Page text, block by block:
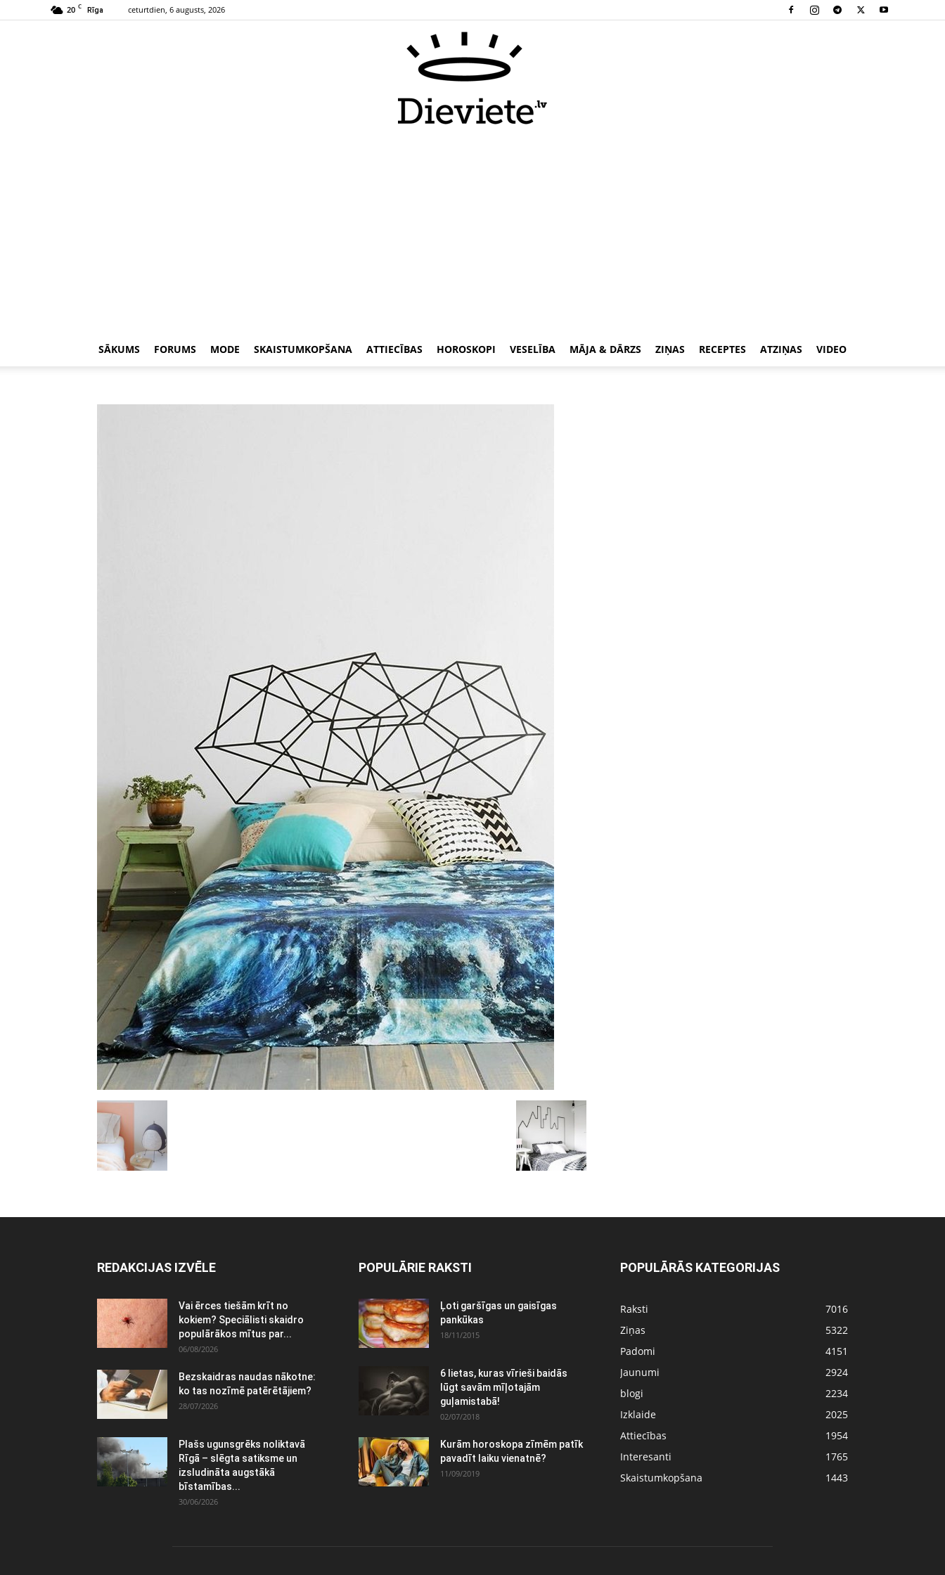
20 C Rīga ceturtdien, 6 augusts, 2026
SĀKUMS FORUMS MODE SKAISTUMKOPŠANA ATTIECĪBAS HOROSKOPI VESELĪBA MĀJA & DĀRZS ZIŅAS RECEPTES ATZIŅAS VIDEO
REDAKCIJAS IZVĒLE
Vai ērces tiešām krīt no
kokiem? Speciālisti skaidro
populārākos mītus par...
06/08/2026
Bezskaidras naudas nākotne:
ko tas nozīmē patērētājiem?
28/07/2026
Plašs ugunsgrēks noliktavā
Rīgā – slēgta satiksme un
izsludināta augstākā
bīstamības...
30/06/2026
POPULĀRIE RAKSTI
Ļoti garšīgas un gaisīgas
pankūkas
18/11/2015
6 lietas, kuras vīrieši baidās
lūgt savām mīļotajām
guļamistabā!
02/07/2018
Kurām horoskopa zīmēm patīk
pavadīt laiku vienatnē?
11/09/2019
POPULĀRĀS KATEGORIJAS
Raksti
7016
Ziņas
5322
Padomi
4151
Jaunumi
2924
blogi
2234
Izklaide
2025
Attiecības
1954
Interesanti
1765
Skaistumkopšana
1443